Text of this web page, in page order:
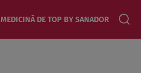
MEDICINĂ DE TOP BY SANADOR